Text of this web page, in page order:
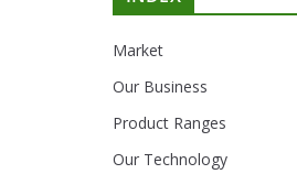
Market
Our Business
Product Ranges
Our Technology